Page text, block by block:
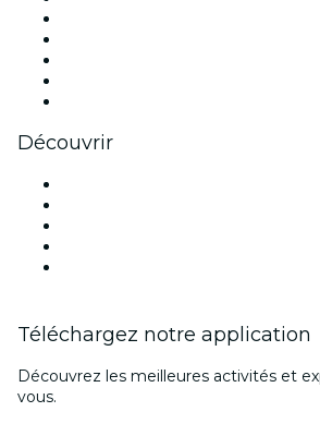
Découvrir
Téléchargez notre application
Découvrez les meilleures activités et
vous.